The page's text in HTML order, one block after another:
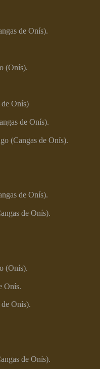
de Onís).
(Onís).
de Onís)
de Onís).
(Cangas de Onís).
de Onís).
de Onís).
(Onís).
Onís.
de Onís).
de Onís).